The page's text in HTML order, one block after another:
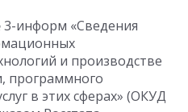
информ «Сведения
и производстве
программного
в этих сферах» (ОКУД